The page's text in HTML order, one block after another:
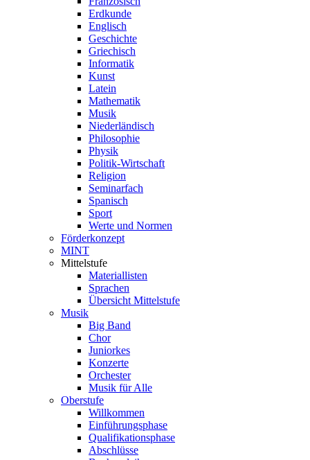
Erdkunde
Englisch
Geschichte
Griechisch
Informatik
Kunst
Latein
Mathematik
Musik
Niederländisch
Philosophie
Physik
Politik-Wirtschaft
Religion
Seminarfach
Spanisch
Sport
Werte und Normen
Förderkonzept
MINT
Mittelstufe
Materiallisten
Sprachen
Übersicht Mittelstufe
Musik
Big Band
Chor
Juniorkes
Konzerte
Orchester
Musik für Alle
Oberstufe
Willkommen
Einführungsphase
Qualifikationsphase
Abschlüsse